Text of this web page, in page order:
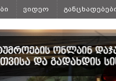
ვიდეო